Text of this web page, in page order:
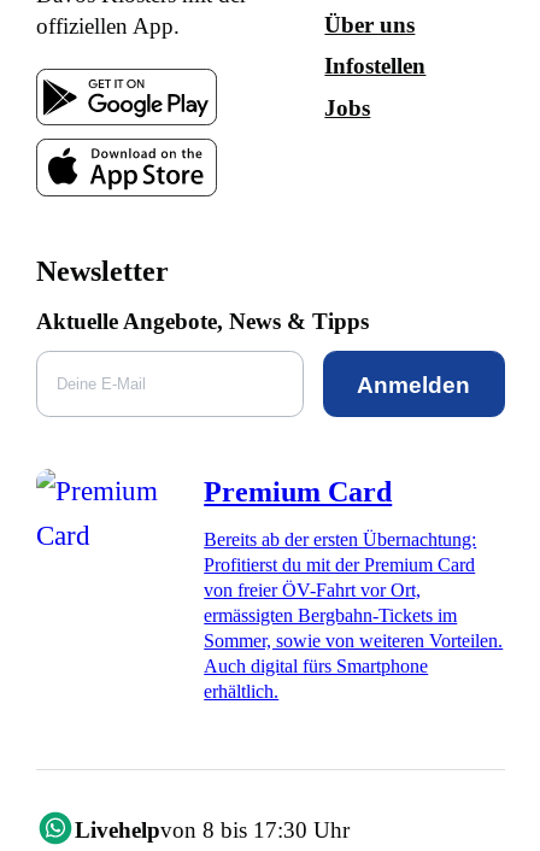
offiziellen App.
Über uns
Infostellen
Jobs
Newsletter
Aktuelle Angebote, News & Tipps
Anmelden
Premium Card
Bereits ab der ersten Übernachtung:
Profitierst du mit der Premium Card
von freier ÖV-Fahrt vor Ort,
ermässigten Bergbahn-Tickets im
Sommer, sowie von weiteren Vorteilen.
Auch digital fürs Smartphone
erhältlich.
Livehelpvon 8 bis 17:30 Uhr